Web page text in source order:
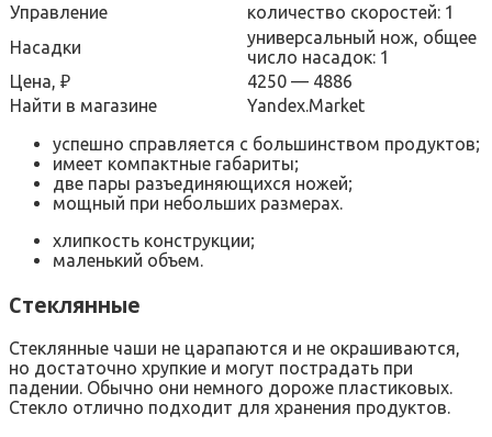
Управление
количество скоростей: 1
Насадки
универсальный нож, общее
число насадок: 1
Цена, ₽
4250 — 4886
Найти в магазине
Yandex.Market
успешно справляется с большинством продуктов;
имеет компактные габариты;
две пары разъединяющихся ножей;
мощный при небольших размерах.
хлипкость конструкции;
маленький объем.
Стеклянные
Стеклянные чаши не царапаются и не окрашиваются,
но достаточно хрупкие и могут пострадать при
падении. Обычно они немного дороже пластиковых.
Стекло отлично подходит для хранения продуктов.